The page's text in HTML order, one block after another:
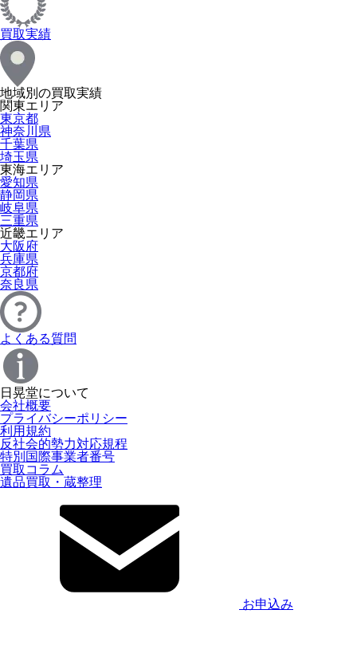
買取実績
地域別の買取実績
関東エリア
東京都
神奈川県
千葉県
埼玉県
東海エリア
愛知県
静岡県
岐阜県
三重県
近畿エリア
大阪府
兵庫県
京都府
奈良県
よくある質問
日晃堂について
会社概要
プライバシーポリシー
利用規約
反社会的勢力対応規程
特別国際事業者番号
買取コラム
遺品買取・蔵整理
お申込み